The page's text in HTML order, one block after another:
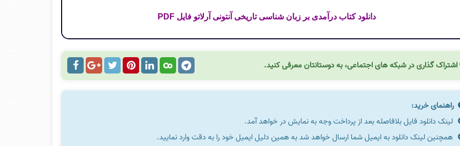
دانلود کتاب درآمدی بر زبان شناسی تاریخی آنتونی آرلاتو فایل PDF
اشتراک گذاری در شبکه های اجتماعی، به دوستانتان معرفی کنید.
راهنمای خرید:
لینک دانلود فایل بلافاصله بعد از پرداخت وجه به نمایش در خواهد آمد.
همچنین لینک دانلود به ایمیل شما ارسال خواهد شد به همین دلیل ایمیل خود را به دقت وارد نمایید.